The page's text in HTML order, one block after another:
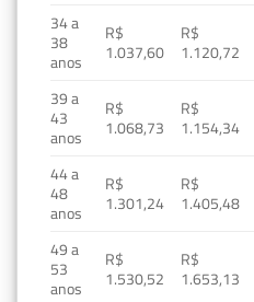
34 a
38
anos
R$
1.037,60
R$
1.120,72
39 a
43
anos
R$
1.068,73
R$
1.154,34
44 a
48
anos
R$
1.301,24
R$
1.405,48
49 a
53
anos
R$
1.530,52
R$
1.653,13